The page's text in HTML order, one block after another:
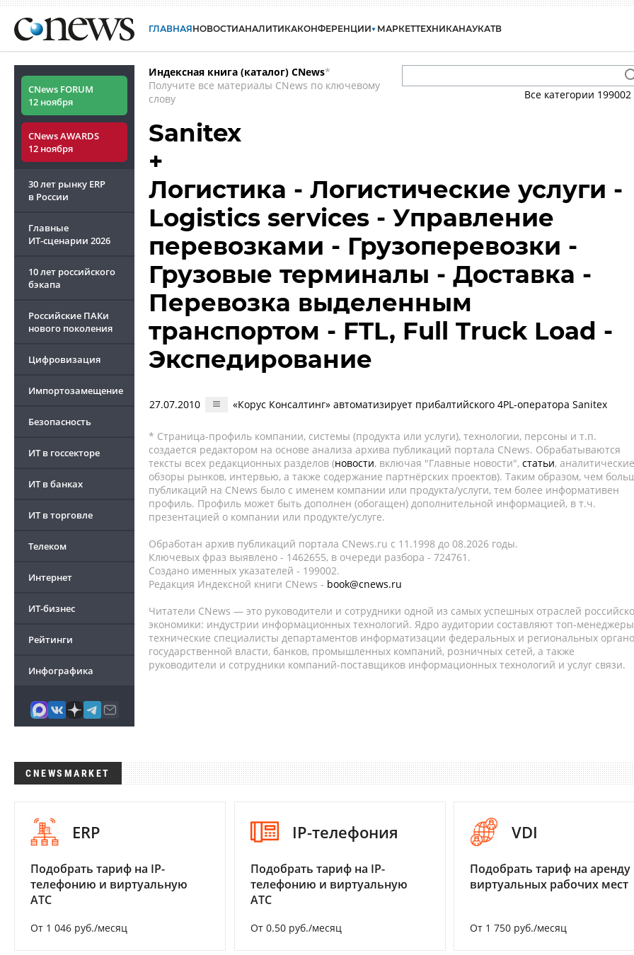
ГЛАВНАЯНОВОСТИАНАЛИТИКАКОНФЕРЕНЦИИ МАРКЕТТЕХНИКАНАУКАТВ
CNews FORUM
12 ноября
CNews AWARDS
12 ноября
30 лет рынку ERP
в России
Главные
ИТ-сценарии 2026
10 лет российского
бэкапа
Российские ПАКи
нового поколения
Цифровизация
Импортозамещение
Безопасность
ИТ в госсекторе
ИТ в банках
ИТ в торговле
Телеком
Интернет
ИТ-бизнес
Рейтинги
Инфографика
Индексная книга (каталог) CNews*
Получите все материалы CNews по ключевому
слову
Все категории 199002
Sanitex
+
Логистика - Логистические услуги -
Logistics services - Управление
перевозками - Грузоперевозки -
Грузовые терминалы - Доставка -
Перевозка выделенным
транспортом - FTL, Full Truck Load -
Экспедирование
27.07.2010 «Корус Консалтинг» автоматизирует прибалтийского 4PL-оператора Sanitex
* Страница-профиль компании, системы (продукта или услуги), технологии, персоны и т.п.
создается редактором на основе анализа архива публикаций портала CNews. Обрабатываются
тексты всех редакционных разделов (новости, включая "Главные новости", статьи, аналитические
обзоры рынков, интервью, а также содержание партнёрских проектов). Таким образом, чем
публикаций на CNews было с именем компании или продукта/услуги, тем более информативен
профиль. Профиль может быть дополнен (обогащен) дополнительной информацией, в т.ч.
презентацией о компании или продукте/услуге.
Обработан архив публикаций портала CNews.ru c 11.1998 до 08.2026 годы.
Ключевых фраз выявлено - 1462655, в очереди разбора - 724761.
Создано именных указателей - 199002.
Редакция Индексной книги CNews - book@cnews.ru
Читатели CNews — это руководители и сотрудники одной из самых успешных отраслей
экономики: индустрии информационных технологий. Ядро аудитории составляют топ-
технические специалисты департаментов информатизации федеральных и региональных
государственной власти, банков, промышленных компаний, розничных сетей, а также
руководители и сотрудники компаний-поставщиков информационных технологий и услуг связи.
CNEWSMARKET
ERP
Подобрать тариф на IP-
телефонию и виртуальную
АТС
От 1 046 руб./месяц
IP-телефония
Подобрать тариф на IP-
телефонию и виртуальную
АТС
От 0.50 руб./месяц
VDI
Подобрать тариф на аренду
виртуальных рабочих мест
От 1 750 руб./месяц